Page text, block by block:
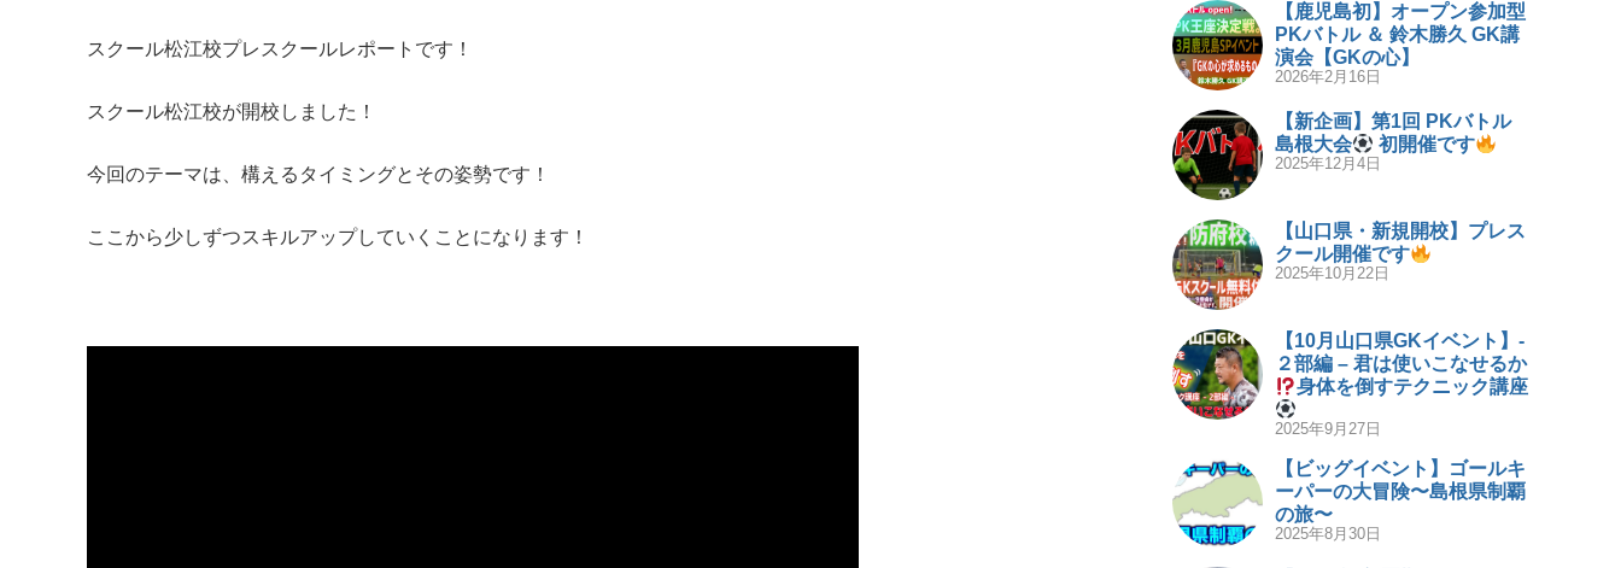
スクール松江校プレスクールレポートです！
スクール松江校が開校しました！
今回のテーマは、構えるタイミングとその姿勢です！
ここから少しずつスキルアップしていくことになります！
【鹿児島初】オープン参加型
PKバトル ＆ 鈴木勝久 GK講
演会【GKの心】
2026年2月16日
【新企画】第1回 PKバトル
島根大会
初開催です
2025年12月4日
【山口県・新規開校】プレス
クール開催です
2025年10月22日
【10月山口県GKイベント】-
２部編 – 君は使いこなせるか
身体を倒すテクニック講座
2025年9月27日
【ビッグイベント】ゴールキ
ーパーの大冒険〜島根県制覇
の旅〜
2025年8月30日